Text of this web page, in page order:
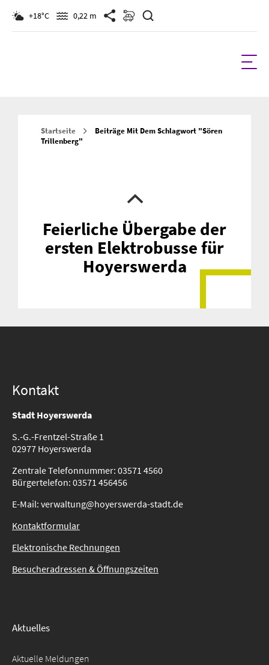
+18°C 0,22 m
Startseite
Beiträge Mit Dem Schlagwort "Sören
Trillenberg"
Feierliche Übergabe der
ersten Elektrobusse für
Hoyerswerda
Kontakt
Stadt Hoyerswerda
S.-G.-Frentzel-Straße 1
02977 Hoyerswerda
Zentrale Telefonnummer: 03571 4560
Bürgertelefon: 03571 456456
E-Mail: verwaltung@hoyerswerda-stadt.de
Kontaktformular
Elektronische Rechnungen
Besucheradressen & Öffnungszeiten
Aktuelles
Aktuelle Meldungen